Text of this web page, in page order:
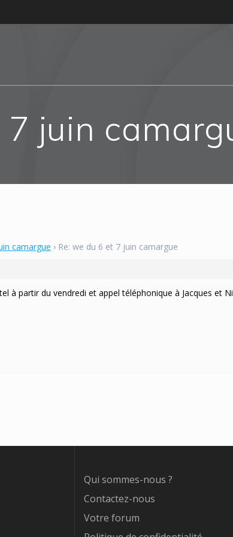
juin
camargue › Re: we du 6 et 7 juin camargue
à partir du vendredi et appel téléphonique à Jacques et
Qui sommes-nous ?
Contactez-nous
Votre forum